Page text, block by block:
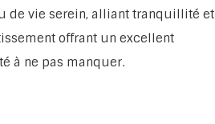
de vie serein, alliant tranquillité et
offrant un excellent
à ne pas manquer.